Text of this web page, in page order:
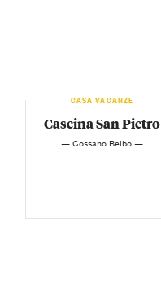
CASA VACANZE
Cascina San Pietro
— Cossano Belbo —